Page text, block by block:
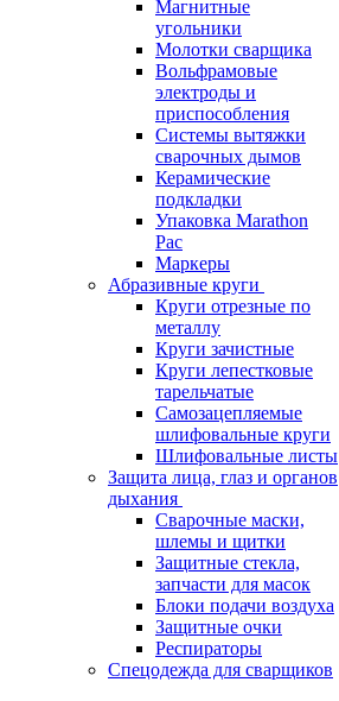
Магнитные
угольники
Молотки сварщика
Вольфрамовые
электроды и
приспособления
Системы вытяжки
сварочных дымов
Керамические
подкладки
Упаковка Marathon
Pac
Маркеры
Абразивные круги
Круги отрезные по
металлу
Круги зачистные
Круги лепестковые
тарельчатые
Самозацепляемые
шлифовальные круги
Шлифовальные листы
Защита лица, глаз и органов
дыхания
Сварочные маски,
шлемы и щитки
Защитные стекла,
запчасти для масок
Блоки подачи воздуха
Защитные очки
Респираторы
Спецодежда для сварщиков